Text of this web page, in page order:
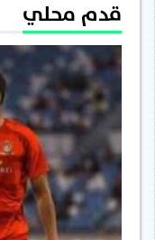
قدم محلي